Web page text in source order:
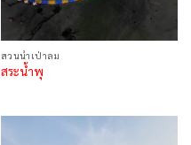
สวนน้ำเป่าลม
สระน้ำพุ